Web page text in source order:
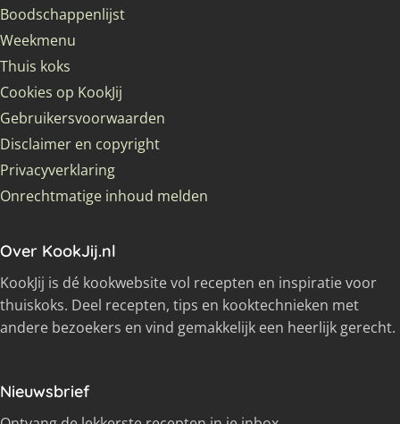
Boodschappenlijst
Weekmenu
Thuis koks
Cookies op KookJij
Gebruikersvoorwaarden
Disclaimer en copyright
Privacyverklaring
Onrechtmatige inhoud melden
Over KookJij.nl
KookJij is dé kookwebsite vol recepten en inspiratie voor
thuiskoks. Deel recepten, tips en kooktechnieken met
andere bezoekers en vind gemakkelijk een heerlijk gerecht.
Nieuwsbrief